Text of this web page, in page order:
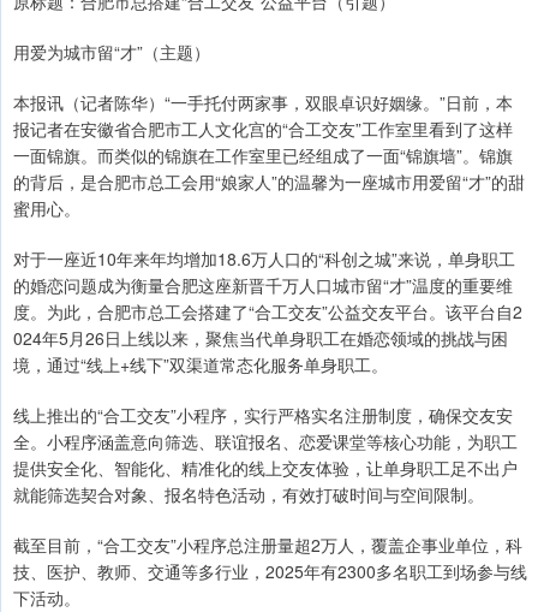
用爱为城市留“才”（主题）
本报讯（记者陈华）“一手托付两家事，双眼卓识好姻缘。”日前，本
报记者在安徽省合肥市工人文化宫的“合工交友”工作室里看到了这样
一面锦旗。而类似的锦旗在工作室里已经组成了一面“锦旗墙”。锦旗
的背后，是合肥市总工会用“娘家人”的温馨为一座城市用爱留“才”的甜
蜜用心。
对于一座近10年来年均增加18.6万人口的“科创之城”来说，单身职工
的婚恋问题成为衡量合肥这座新晋千万人口城市留“才”温度的重要维
度。为此，合肥市总工会搭建了“合工交友”公益交友平台。该平台自2
024年5月26日上线以来，聚焦当代单身职工在婚恋领域的挑战与困
境，通过“线上+线下”双渠道常态化服务单身职工。
线上推出的“合工交友”小程序，实行严格实名注册制度，确保交友安
全。小程序涵盖意向筛选、联谊报名、恋爱课堂等核心功能，为职工
提供安全化、智能化、精准化的线上交友体验，让单身职工足不出户
就能筛选契合对象、报名特色活动，有效打破时间与空间限制。
截至目前，“合工交友”小程序总注册量超2万人，覆盖企事业单位，科
技、医护、教师、交通等多行业，2025年有2300多名职工到场参与线
下活动。